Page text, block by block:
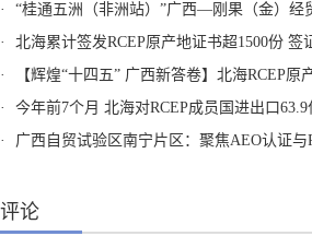
·
“桂通五洲（非洲站）”广西—刚果（金）经
·
北海累计签发RCEP原产地证书超1500份 签
·
【辉煌“十四五” 广西新答卷】北海RCEP原
·
今年前7个月 北海对RCEP成员国进出口63.9
·
广西自贸试验区南宁片区：聚焦AEO认证与RCEP
评论